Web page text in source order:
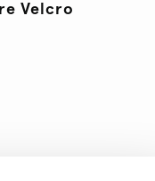
Velcro